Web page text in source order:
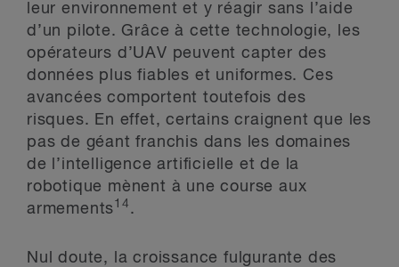
leur environnement et y réagir sans l’aide
d’un pilote. Grâce à cette technologie, les
opérateurs d’UAV peuvent capter des
données plus fiables et uniformes. Ces
avancées comportent toutefois des
risques. En effet, certains craignent que les
pas de géant franchis dans les domaines
de l’intelligence artificielle et de la
robotique mènent à une course aux
armements14 .
Nul doute, la croissance fulgurante des